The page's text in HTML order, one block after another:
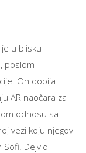
u blisku
poslom
On dobija
AR naočara za
odnosu sa
vezi koju njegov
Dejvid